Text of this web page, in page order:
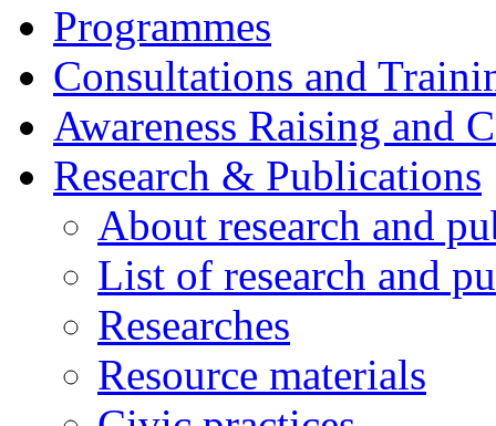
Programmes
Consultations and
Awareness Raising and
Research & Publications
About research and
List of research and
Researches
Resource materials